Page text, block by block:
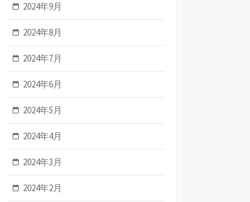
2024年9月
2024年8月
2024年7月
2024年6月
2024年5月
2024年4月
2024年3月
2024年2月